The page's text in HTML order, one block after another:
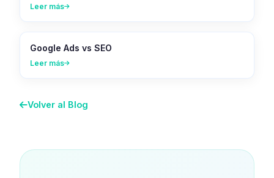
Leer más
Google Ads vs SEO
Leer más
Volver al Blog